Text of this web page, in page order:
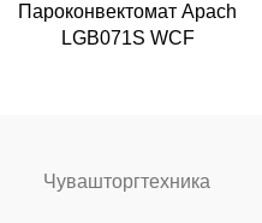
Пароконвектомат Apach
LGВ071S WCF
Чувашторгтехника